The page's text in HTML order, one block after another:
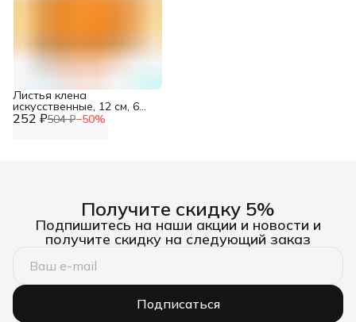
252 ₽504 ₽−50%
Листья клена
искусственные, 12 см, 6
шт/упак, Astra&Craft,
Получите скидку 5%
Подпишитесь на наши акции и новости и
получите скидку на следующий заказ
Подписаться